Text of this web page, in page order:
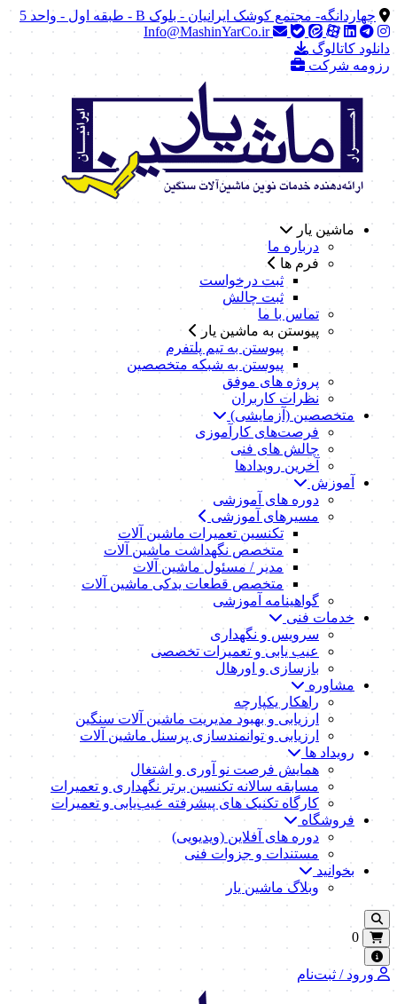
چهاردانگه- مجتمع کوشک ایرانیان - بلوک B - طبقه اول - واحد 5
Info@MashinYarCo.ir
دانلود کاتالوگ
رزومه شرکت
ماشین یار
درباره ما
فرم ها
ثبت درخواست
ثبت چالش
تماس با ما
پیوستن به ماشین یار
پیوستن به تیم پلتفرم
پیوستن به شبکه متخصصین
پروژه های موفق
نظرات کاربران
متخصصین (آزمایشی)
فرصت‌های کارآموزی
چالش های فنی
آخرین رویدادها
آموزش
دوره های آموزشی
مسیرهای آموزشی
تکنسین تعمیرات ماشین آلات
متخصص نگهداشت ماشین آلات
مدیر / مسئول ماشین آلات
متخصص قطعات یدکی ماشین آلات
گواهینامه آموزشی
خدمات فنی
سرویس و نگهداری
عیب یابی و تعمیرات تخصصی
بازسازی و اورهال
مشاوره
راهکار یکپارچه
ارزیابی و بهبود مدیریت ماشین آلات سنگین
ارزیابی و توانمندسازی پرسنل ماشین آلات
رویداد ها
همایش فرصت نو آوری و اشتغال
مسابقه سالانه تکنسین برتر نگهداری و تعمیرات
کارگاه تکنیک‌ های پیشرفته عیب‌یابی و تعمیرات
فروشگاه
دوره های آفلاین (ویدیویی)
مستندات و جزوات فنی
بخوانید
وبلاگ ماشین یار
0
ورود / ثبت‌نام